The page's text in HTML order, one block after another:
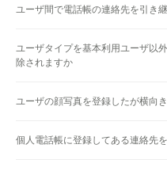
ユーザ間で電話帳の連絡先を引き
ユーザタイプを基本利用ユーザ以
除されますか
ユーザの顔写真を登録したが横向
個人電話帳に登録してある連絡先